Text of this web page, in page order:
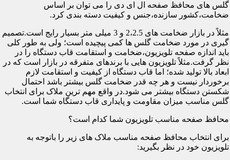
گلس های محافظ صفحه ال ای دی را می توان بر اساس
ضخامت،کشور سازنده،جنس و کیفیت دسته بندی کرد.
مثلاً در بازار ضخامت های 2،2.5 و 3 میلی متر بسیار رایج است.تصمیم
گیری در مورد ضخامت گلس ها کمی پیچیده است؛ ولی به طور کلی
باید اندازه صفحه تلویزیون،ضخامت و استقامت قاب دستگاه را در
نظر گرفت.مثلاً تلویزیون هایی با برندهای متفرقه در بازار است که در
ابعاد بالا تولید شده؛ اما قاب دستگاه از کیفیت و استقامت لازم
برخوردار نیست و هر چه قدر ضخامت گلس بیشتر باشد احتمال
شکستن دستگاه بیشتر می شود.در واقع مهم ترین ملاک برای انتخاب
گلس مناسب میزان مقاومت و پایداری قاب دستگاه شما است.
محافظ صفحه مناسب تلویزیون شما کدام است؟
برای انتخاب محافظ صفحه مناسب ملاک های زیر را باتوجه به
تلویزیون خود در نظر بگیرید: